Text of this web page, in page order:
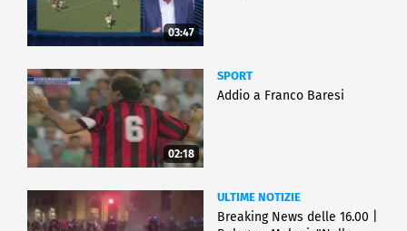
03:47
02:18
SPORT
Addio a Franco Baresi
ULTIME NOTIZIE
Breaking News delle 16.00 |